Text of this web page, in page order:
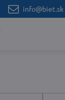
info@biet.sk